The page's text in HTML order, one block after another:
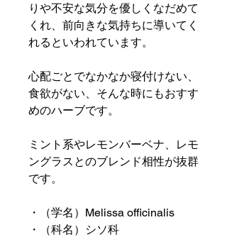
りや不安な気分を優しくなだめて
くれ、前向きな気持ちに導いてく
れるといわれています。
心配ごとでなかなか寝付けない、
食欲がない、そんな時にもおすす
めのハーブです。
ミント系やレモンバーベナ、レモ
ングラスとのブレンド相性が抜群
です。
・（学名）Melissa officinalis
・（科名）シソ科